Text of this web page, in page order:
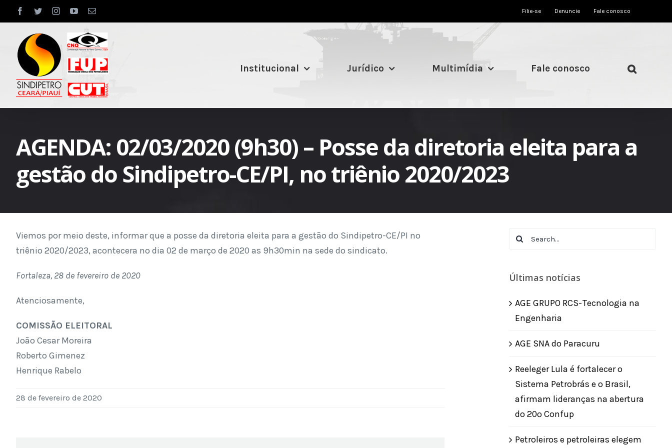
to
content
facebook
twitterinstagram
youtubeEmail Filie-se Denuncie Fale conosco
Institucional Jurídico Multimídia Fale conosco
AGENDA: 02/03/2020 (9h30) – Posse da diretoria eleita para a
gestão do Sindipetro-CE/PI, no triênio 2020/2023
Viemos por meio deste, informar que a posse da diretoria eleita para a gestão do Sindipetro-CE/PI no
triênio 2020/2023, acontecera no dia 02 de março de 2020 as 9h30min na sede do sindicato.
Fortaleza, 28 de fevereiro de 2020
Atenciosamente,
COMISSÃO ELEITORAL
João Cesar Moreira
Roberto Gimenez
Henrique Rabelo
28 de fevereiro de 2020
Search
Últimas notícias
AGE GRUPO RCS-Tecnologia na
Engenharia
AGE SNA do Paracuru
Reeleger Lula é fortalecer o
Sistema Petrobrás e o Brasil,
afirmam lideranças na abertura
do 20º Confup
Petroleiros e petroleiras elegem